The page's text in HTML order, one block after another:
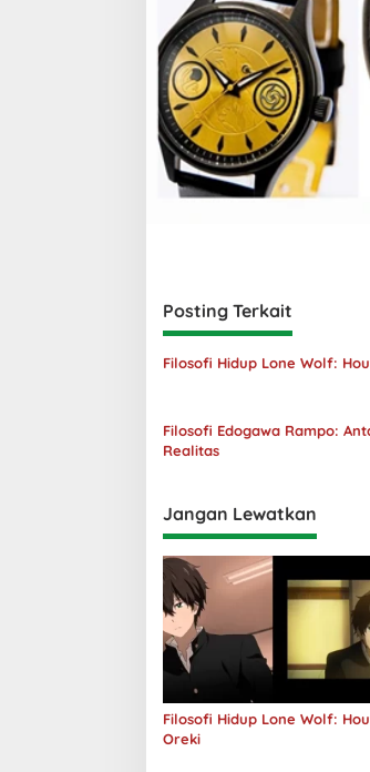
Posting Terkait
Filosofi Hidup Lone Wolf:
Filosofi Edogawa Rampo:
Realitas
Jangan Lewatkan
Filosofi Hidup Lone Wolf:
Oreki